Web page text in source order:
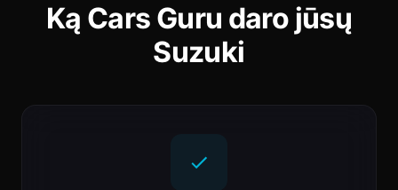
Ką Cars Guru daro jūsų
Suzuki